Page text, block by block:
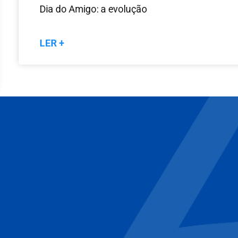
Dia do Amigo: a evolução
LER +